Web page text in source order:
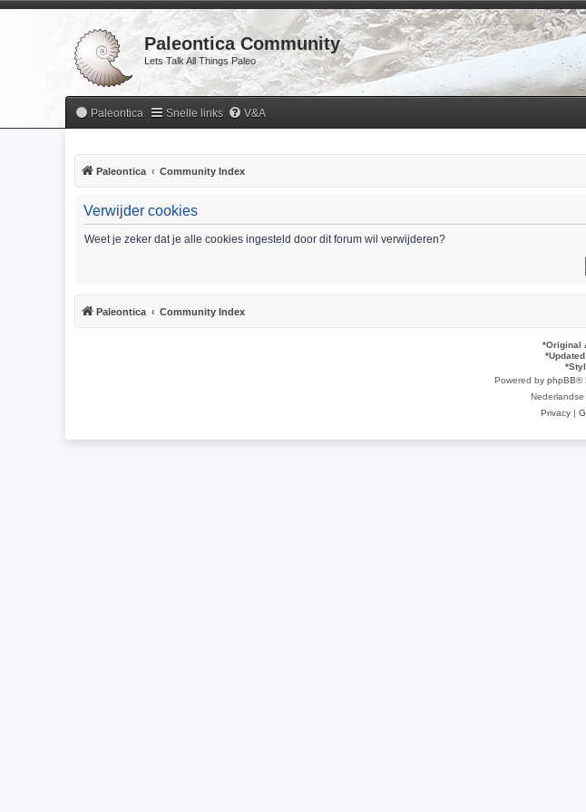
Paleontica Community
Lets Talk All Things Paleo
Paleontica Snelle links V&A
Paleontica Community Index
Verwijder cookies
Weet je zeker dat je alle cookies ingesteld door dit forum wil verwijderen?
Paleontica Community Index
*Original
*
*
Powered by phpBB®
Privacy |